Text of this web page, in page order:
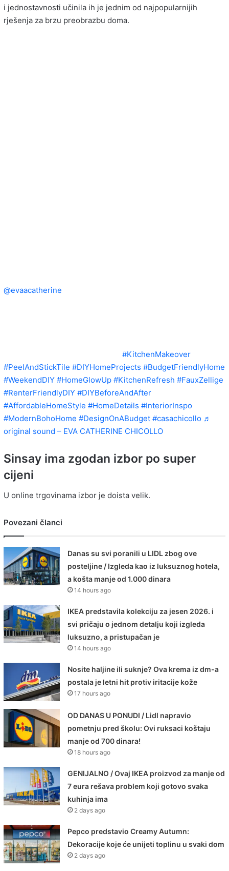
i jednostavnosti učinila ih je jednim od najpopularnijih
rješenja za brzu preobrazbu doma.
@evaacatherine
#KitchenMakeover
#PeelAndStickTile #DIYHomeProjects #BudgetFriendlyHome
#WeekendDIY #HomeGlowUp #KitchenRefresh #FauxZellige
#RenterFriendlyDIY #DIYBeforeAndAfter
#AffordableHomeStyle #HomeDetails #InteriorInspo
#ModernBohoHome #DesignOnABudget #casachicollo ♬
original sound – EVA CATHERINE CHICOLLO
Sinsay ima zgodan izbor po super
cijeni
U online trgovinama izbor je doista velik.
Povezani članci
Danas su svi poranili u LIDL zbog ove
posteljine / Izgleda kao iz luksuznog hotela,
a košta manje od 1.000 dinara
14 hours ago
IKEA predstavila kolekciju za jesen 2026. i
svi pričaju o jednom detalju koji izgleda
luksuzno, a pristupačan je
14 hours ago
Nosite haljine ili suknje? Ova krema iz dm-a
postala je letni hit protiv iritacije kože
17 hours ago
OD DANAS U PONUDI / Lidl napravio
pometnju pred školu: Ovi ruksaci koštaju
manje od 700 dinara!
18 hours ago
GENIJALNO / Ovaj IKEA proizvod za manje od
7 eura rešava problem koji gotovo svaka
kuhinja ima
2 days ago
Pepco predstavio Creamy Autumn:
Dekoracije koje će unijeti toplinu u svaki dom
2 days ago